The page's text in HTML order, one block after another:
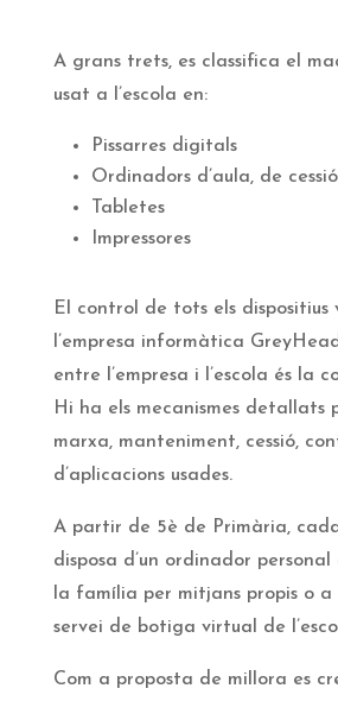
A grans trets, es classifica el
usat a l’escola en:
Pissarres digitals
Ordinadors d’aula, de
Tabletes
Impressores
El control de tots els dispositius
l’empresa informàtica
entre l’empresa i l’escola és la
Hi ha els mecanismes detallats
marxa, manteniment, cessió,
d’aplicacions usades.
A partir de 5è de Primària,
disposa d’un ordinador
la família per mitjans propis o a
servei de botiga virtual de
Com a proposta de millora es